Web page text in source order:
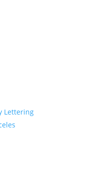
Lettering